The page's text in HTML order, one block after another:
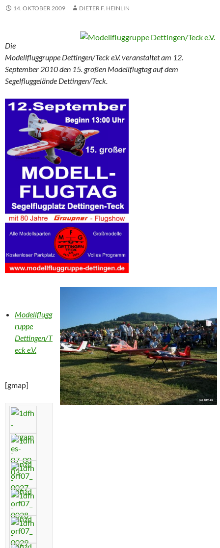
14. OKTOBER 2009 DIETER F. HEINLIN
Die
Modellfluggruppe Dettingen/Teck e.V. veranstaltet am 12.
September 2010 den 15. großen Modellflugtag auf dem
Segelfluggelände Dettingen/Teck.
Modellflugg
ruppe
Dettingen/T
eck e.V.
[gmap]